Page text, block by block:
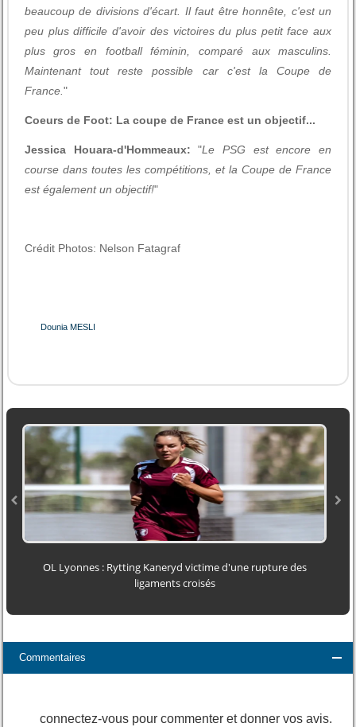
beaucoup de divisions d'écart. Il faut être honnête, c'est un
peu plus difficile d'avoir des victoires du plus petit face aux
plus gros en football féminin, comparé aux masculins.
Maintenant tout reste possible car c'est la Coupe de
France. "
Coeurs de Foot: La coupe de France est un objectif...
Jessica Houara-d'Hommeaux: "Le PSG est encore en
course dans toutes les compétitions, et la Coupe de France
est également un objectif!"
Crédit Photos: Nelson Fatagraf
Dounia MESLI
OL Lyonnes : Rytting Kaneryd victime d'une rupture des
ligaments croisés
Commentaires
connectez-vous pour commenter et donner vos avis.